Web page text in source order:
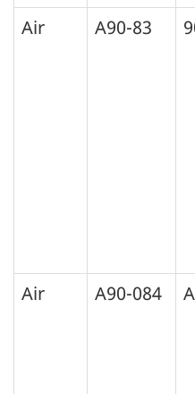
Air
A90-83
Air
A90-084